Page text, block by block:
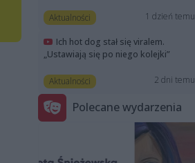
Aktualności 1 dzień temu
Ich hot dog stał się viralem.
„Ustawiają się po niego kolejki”
Aktualności 2 dni temu
Polecane wydarzenia